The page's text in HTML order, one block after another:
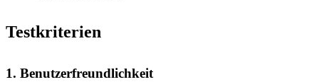
Testkriterien
1. Benutzerfreundlichkeit